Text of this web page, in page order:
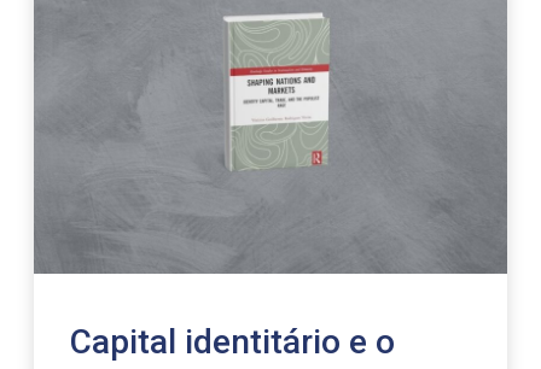
Capital identitário e o